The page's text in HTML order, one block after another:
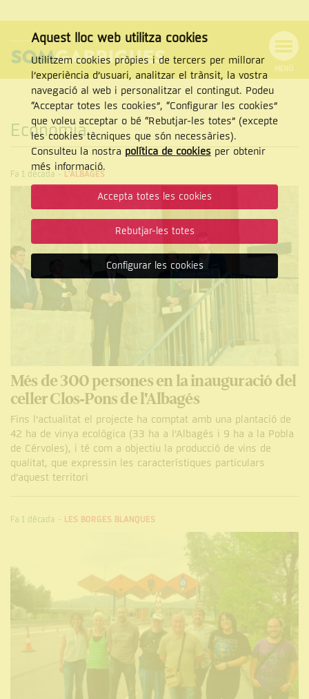
NAVEGACIÓ
MENÚ
Cercar
Economia
Fa 1 dècada-L'ALBAGÉS
Més de 300 persones en la inauguració del
celler Clos-Pons de l'Albagés
Fins l’actualitat el projecte ha comptat amb una plantació de
42 ha de vinya ecològica (33 ha a l’Albagés i 9 ha a la Pobla
de Cérvoles), i té com a objectiu la producció de vins de
qualitat, que expressin les característiques particulars
d’aquest territori
Fa 1 dècada - LES BORGES BLANQUES
Aquest lloc web utilitza cookies
Utilitzem cookies pròpies i de tercers per millorar
l’experiència d’usuari, analitzar el trànsit, la vostra
navegació al web i personalitzar el contingut. Podeu
“Acceptar totes les cookies”, “Configurar les cookies”
que voleu acceptar o bé “Rebutjar-les totes” (excepte
les cookies tècniques que són necessàries).
Consulteu la nostra política de cookiesper obtenir
més informació.
Accepta totes les cookies
Rebutjar-les totes
Configurar les cookies